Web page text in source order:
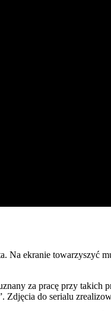
Na ekranie towarzyszyć
za pracę przy takich
do serialu